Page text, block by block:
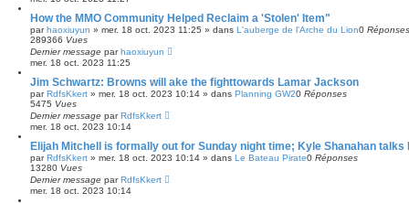
How the MMO Community Helped Reclaim a 'Stolen' Item"
parhaoxiuyun » mer. 18 oct. 2023 11:25 » dans L'auberge de l'Arche du Lion0 Réponses
289366 Vues
Dernier message parhaoxiuyun
mer. 18 oct. 2023 11:25
Jim Schwartz: Browns will ake the fighttowards Lamar Jackson
parRdfsKkert » mer. 18 oct. 2023 10:14 » dans Planning GW20 Réponses
5475 Vues
Dernier message parRdfsKkert
mer. 18 oct. 2023 10:14
Elijah Mitchell is formally out for Sunday night time; Kyle Shanahan talks
parRdfsKkert » mer. 18 oct. 2023 10:14 » dans Le Bateau Pirate0 Réponses
13280 Vues
Dernier message parRdfsKkert
mer. 18 oct. 2023 10:14